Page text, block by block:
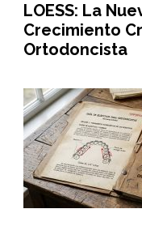
LOESS: La
Crecimiento
Ortodoncista